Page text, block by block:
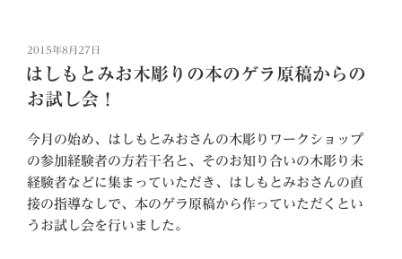
投
稿
日:
2015年8月27日
はしもとみお木彫りの本のゲラ原稿からの
お試し会！
今月の始め、はしもとみおさんの木彫りワークショップ
の参加経験者の方若干名と、そのお知り合いの木彫り未
経験者などに集まっていただき、はしもとみおさんの直
接の指導なしで、本のゲラ原稿から作っていただくとい
うお試し会を行いました。